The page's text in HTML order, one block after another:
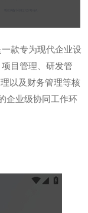
款专为现代企业设
目管理、研发管
以及财务管理等核
企业级协同工作环